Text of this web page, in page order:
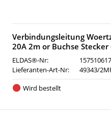
Verbindungsleitung
20A 2m or Buchse Stecker
ELDAS®-Nr:
157510617
Lieferanten-Art-Nr:
49343/
Wird bestellt